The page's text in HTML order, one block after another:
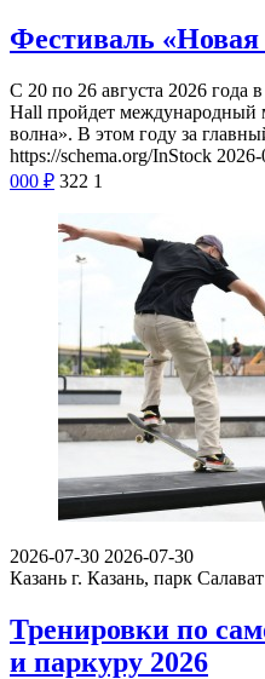
Фестиваль «Новая
С 20 по 26 августа 2026 года
Hall пройдет международный
волна». В этом году за
https://schema.org/InStock
000 ₽ 322 1
2026-07-30 2026-07-30
Казань г. Казань, парк
Тренировки по
и паркуру 2026